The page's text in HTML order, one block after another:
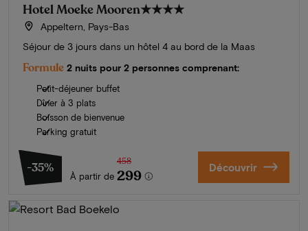
Hotel Moeke Mooren★★★★
Appeltern, Pays-Bas
Séjour de 3 jours dans un hôtel 4 au bord de la Maas
Formule 2 nuits pour 2 personnes comprenant:
Petit-déjeuner buffet
Dîner à 3 plats
Boisson de bienvenue
Parking gratuit
-35%
À partir de
458
299 Découvrir